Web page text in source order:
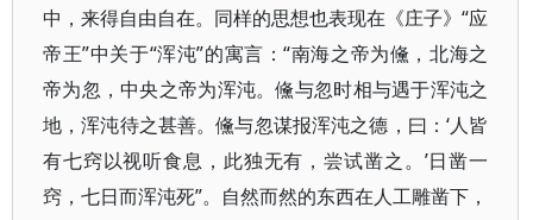
中，来得自由自在。同样的思想也表现在《庄子》“应
帝王”中关于“浑沌”的寓言：“南海之帝为儵，北海之
帝为忽，中央之帝为浑沌。儵与忽时相与遇于浑沌之
地，浑沌待之甚善。儵与忽谋报浑沌之德，曰：‘人皆
有七窍以视听食息，此独无有，尝试凿之。’日凿一
窍，七日而浑沌死”。自然而然的东西在人工雕凿下，